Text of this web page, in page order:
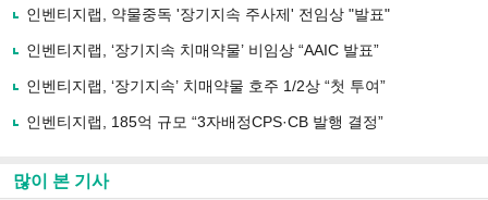
사
유
기
인벤티지랩, 약물중독 '장기지속 주사제' 전임상 "발표"
인벤티지랩, ‘장기지속 치매약물’ 비임상 “AAIC 발표”
인벤티지랩, ‘장기지속’ 치매약물 호주 1/2상 “첫 투여”
인벤티지랩, 185억 규모 “3자배정CPS·CB 발행 결정”
많이 본 기사